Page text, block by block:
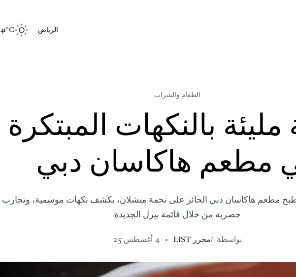
الرياض 41 °C
الطعام والشراب
مليئة بالنكهات المبتكرة
مطعم هاكاسان دبي
مطعم هاكاسان دبي الحائز على نجمة ميشلان، يكشف نكهات موسمية، وتجارب
حصرية من خلال قائمة بيرل الجديدة
بواسطة /محرر LIST 4 أغسطس 25